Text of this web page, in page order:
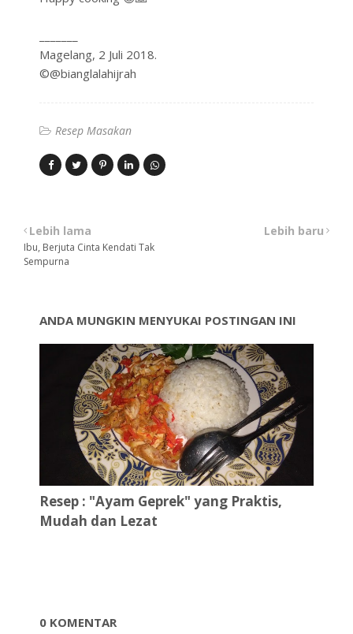
Magelang, 2 Juli 2018.
©@bianglalahijrah
Resep Masakan
Lebih baru
Lebih lama
Ibu, Berjuta Cinta Kendati Tak
Sempurna
ANDA MUNGKIN MENYUKAI POSTINGAN INI
Resep : "Ayam Geprek" yang Praktis,
Mudah dan Lezat
0 KOMENTAR